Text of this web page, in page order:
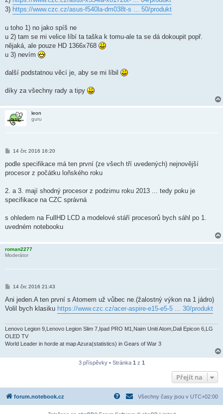
3) https://www.czc.cz/asus-f540la-dm038t-s ... 50/produkt
u toho 1) no jako spíš ne
u 2) tam se mi velice líbí ta taška k tomu-ale ta se dá dokoupit popř.
nějaká, ale pouze HD 1366x768
u 3) nevím
další podstatnou věcí je, aby se mi líbil
díky za všechny rady a tipy
leon
guru
P
í
p
e
k
14 črc 2016 16:20
podle specifikace má ten první (ze všech tří uvedených) nejnovější
procesor z počátku loňského roku
2. a 3. mají shodný procesor z podzimu roku 2013 ... tedy poku je
specifikace na CZC správná
s ohledem na FullHD LCD a modelové stáří procesorů bych sáhl po 1.
uvedném notebooku
roman2277
Moderátor
P
í
p
e
k
14 črc 2016 21:43
Ani jeden.A ten první s Atomem už vůbec ne.(žalostný výkon na 1 jádro)
Volil bych klasiku https://www.czc.cz/acer-aspire-e15-e5-5 ... 30/produkt
Lenovo Legion 9,Lenovo Legion Slim 7,Ipad PRO M1,Naim Uniti Atom,Dali Epicon 6,LG
OLED TV
World Leader in horde at map Azura(statistics) in Gears of War 3
3 příspěvky • Stránka 1 z 1
Přejít na
forum.notebook.cz Všechny časy jsou v UTC+02:00